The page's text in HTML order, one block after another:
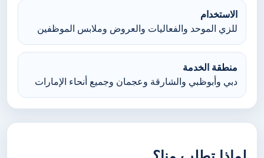
الاستخدام
للزي الموحد والفعاليات والعروض وملابس الموظفين
منطقة الخدمة
دبي وأبوظبي والشارقة وعجمان وجميع أنحاء الإمارات